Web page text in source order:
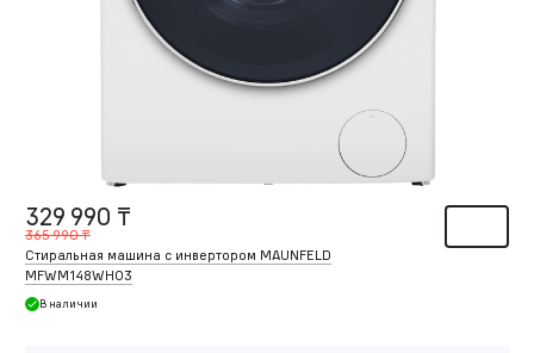
329 990 ₸
365 990 ₸
Стиральная машина с инвертором MAUNFELD
MFWM148WH03
В наличии